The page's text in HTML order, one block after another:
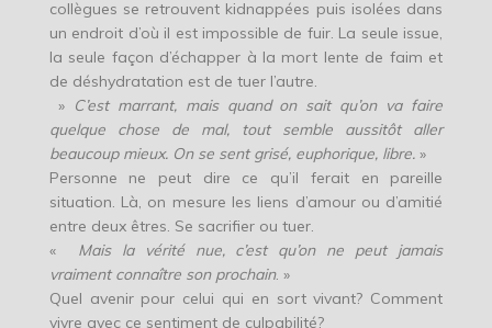
collègues se retrouvent kidnappées puis isolées dans
un endroit d’où il est impossible de fuir. La seule issue,
la seule façon d’échapper à la mort lente de faim et
de déshydratation est de tuer l’autre.
» C’est marrant, mais quand on sait qu’on va faire
quelque chose de mal, tout semble aussitôt aller
beaucoup mieux. On se sent grisé, euphorique, libre.»
Personne ne peut dire ce qu’il ferait en pareille
situation. Là, on mesure les liens d’amour ou d’amitié
entre deux êtres. Se sacrifier ou tuer.
«
Mais la vérité nue, c’est qu’on ne peut jamais
vraiment connaître son prochain. »
Quel avenir pour celui qui en sort vivant? Comment
vivre avec ce sentiment de culpabilité?